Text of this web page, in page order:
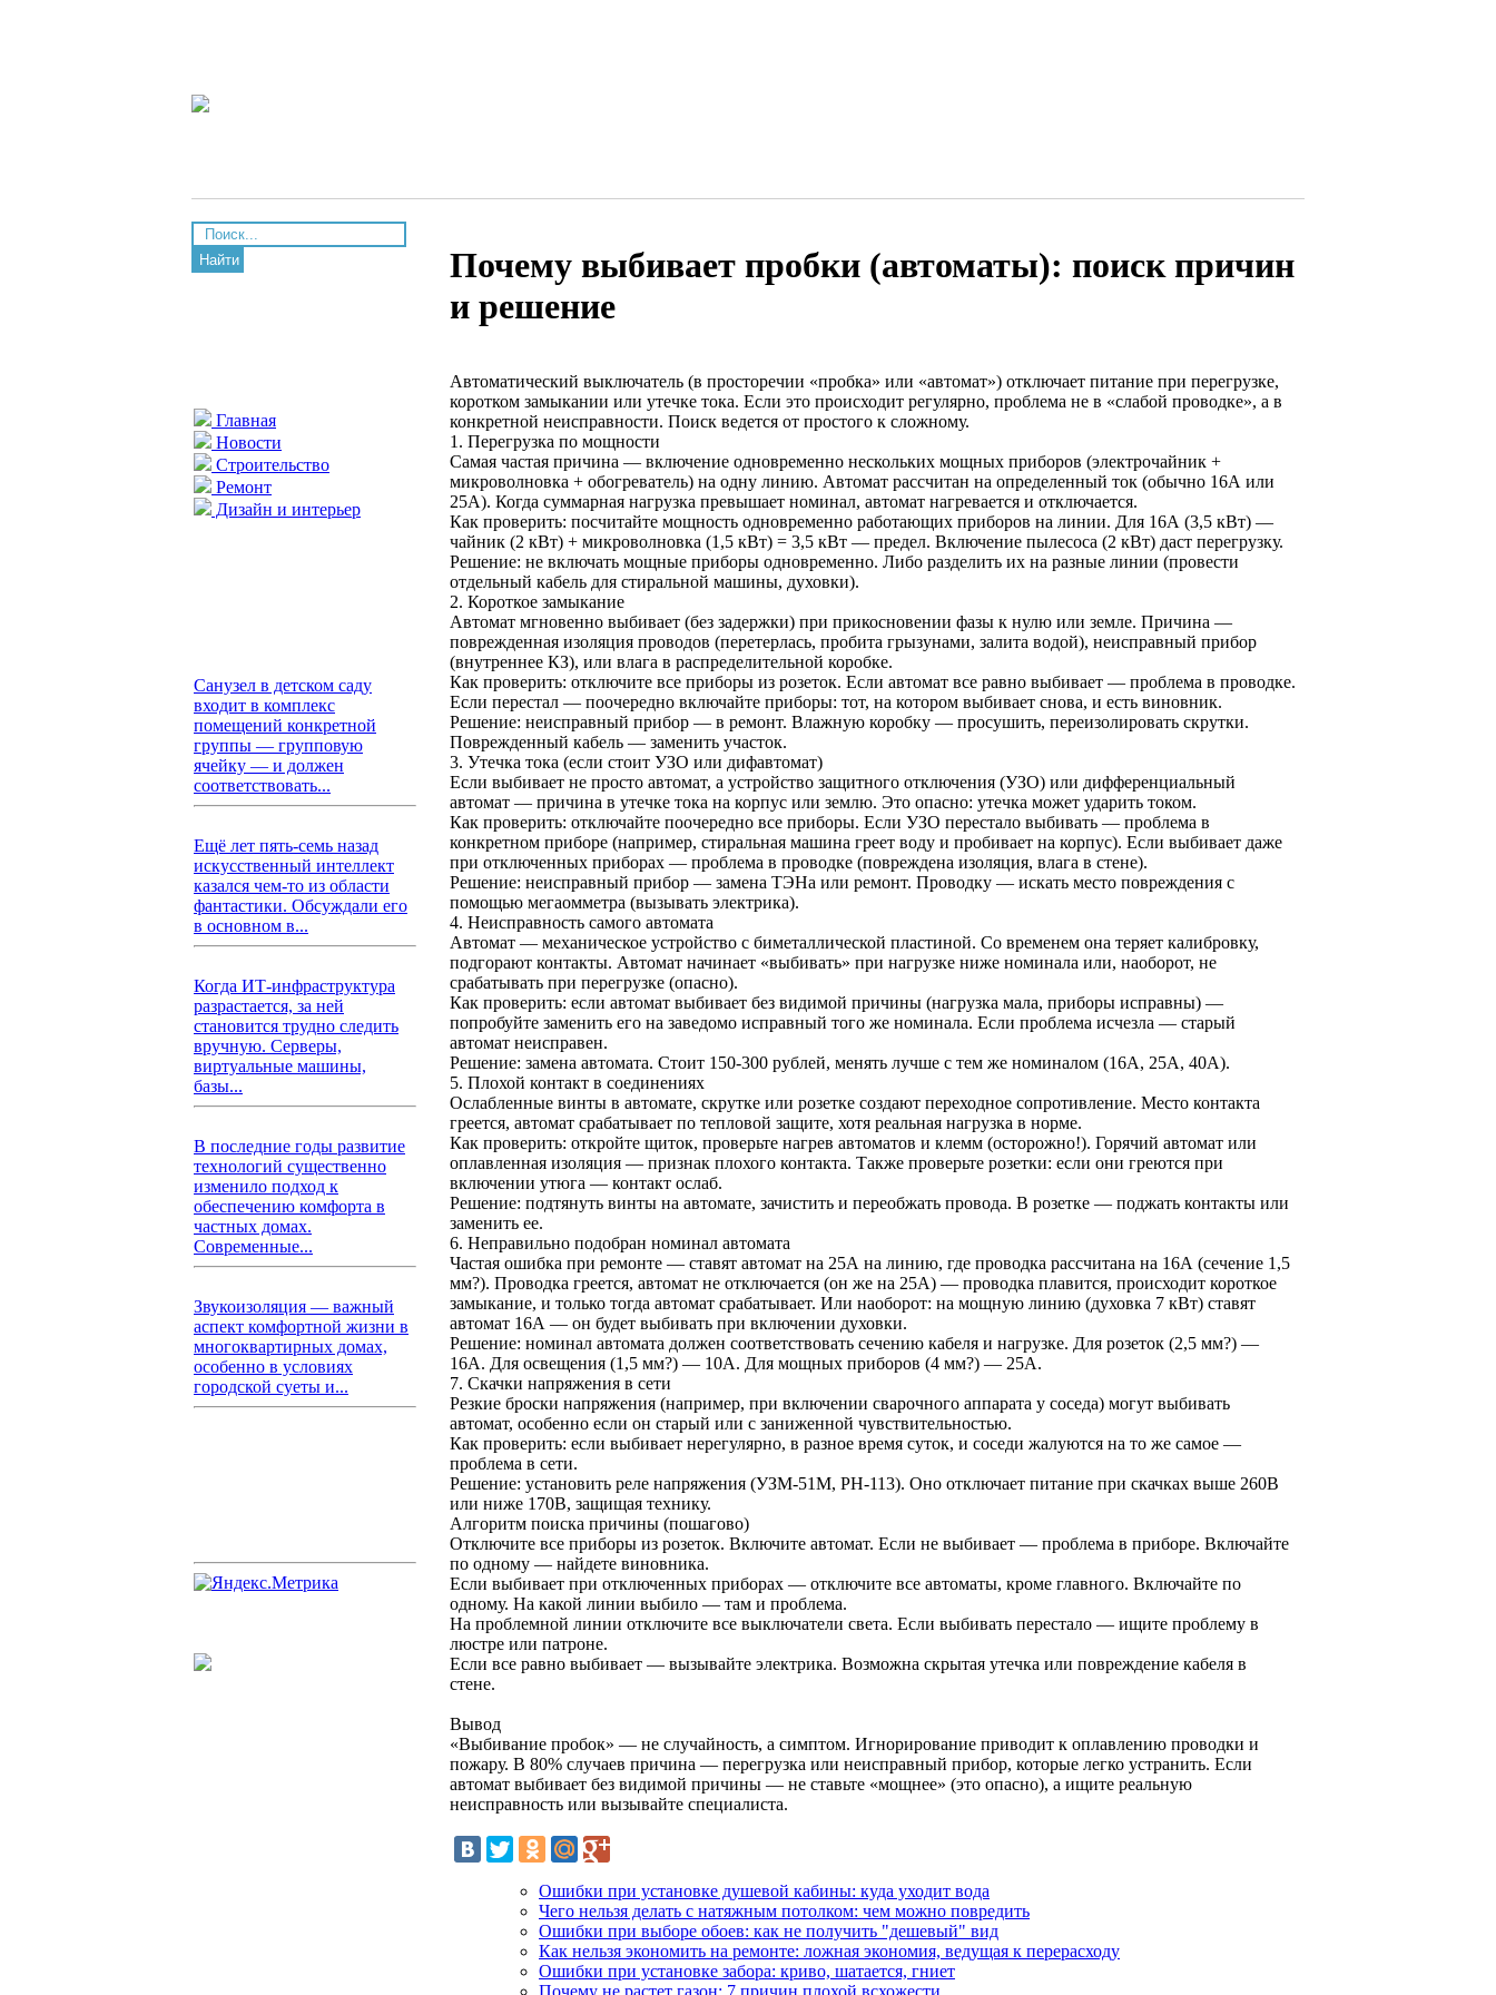
Найти
Главная
Новости
Строительство
Ремонт
Дизайн и интерьер
Санузел в детском саду
входит в комплекс
помещений конкретной
группы — групповую
ячейку — и должен
соответствовать...
Ещё лет пять-семь назад
искусственный интеллект
казался чем-то из области
фантастики. Обсуждали его
в основном в...
Когда ИТ-инфраструктура
разрастается, за ней
становится трудно следить
вручную. Серверы,
виртуальные машины,
базы...
В последние годы развитие
технологий существенно
изменило подход к
обеспечению комфорта в
частных домах.
Современные...
Звукоизоляция — важный
аспект комфортной жизни в
многоквартирных домах,
особенно в условиях
городской суеты и...
Почему выбивает пробки (автоматы): поиск причин
и решение
Автоматический выключатель (в просторечии «пробка» или «автомат») отключает питание при перегрузке,
коротком замыкании или утечке тока. Если это происходит регулярно, проблема не в «слабой проводке», а в
конкретной неисправности. Поиск ведется от простого к сложному.
1. Перегрузка по мощности
Самая частая причина — включение одновременно нескольких мощных приборов (электрочайник +
микроволновка + обогреватель) на одну линию. Автомат рассчитан на определенный ток (обычно 16А или
25А). Когда суммарная нагрузка превышает номинал, автомат нагревается и отключается.
Как проверить: посчитайте мощность одновременно работающих приборов на линии. Для 16А (3,5 кВт) —
чайник (2 кВт) + микроволновка (1,5 кВт) = 3,5 кВт — предел. Включение пылесоса (2 кВт) даст перегрузку.
Решение: не включать мощные приборы одновременно. Либо разделить их на разные линии (провести
отдельный кабель для стиральной машины, духовки).
2. Короткое замыкание
Автомат мгновенно выбивает (без задержки) при прикосновении фазы к нулю или земле. Причина —
поврежденная изоляция проводов (перетерлась, пробита грызунами, залита водой), неисправный прибор
(внутреннее КЗ), или влага в распределительной коробке.
Как проверить: отключите все приборы из розеток. Если автомат все равно выбивает — проблема в проводке.
Если перестал — поочередно включайте приборы: тот, на котором выбивает снова, и есть виновник.
Решение: неисправный прибор — в ремонт. Влажную коробку — просушить, переизолировать скрутки.
Поврежденный кабель — заменить участок.
3. Утечка тока (если стоит УЗО или дифавтомат)
Если выбивает не просто автомат, а устройство защитного отключения (УЗО) или дифференциальный
автомат — причина в утечке тока на корпус или землю. Это опасно: утечка может ударить током.
Как проверить: отключайте поочередно все приборы. Если УЗО перестало выбивать — проблема в
конкретном приборе (например, стиральная машина греет воду и пробивает на корпус). Если выбивает даже
при отключенных приборах — проблема в проводке (повреждена изоляция, влага в стене).
Решение: неисправный прибор — замена ТЭНа или ремонт. Проводку — искать место повреждения с
помощью мегаомметра (вызывать электрика).
4. Неисправность самого автомата
Автомат — механическое устройство с биметаллической пластиной. Со временем она теряет калибровку,
подгорают контакты. Автомат начинает «выбивать» при нагрузке ниже номинала или, наоборот, не
срабатывать при перегрузке (опасно).
Как проверить: если автомат выбивает без видимой причины (нагрузка мала, приборы исправны) —
попробуйте заменить его на заведомо исправный того же номинала. Если проблема исчезла — старый
автомат неисправен.
Решение: замена автомата. Стоит 150-300 рублей, менять лучше с тем же номиналом (16А, 25А, 40А).
5. Плохой контакт в соединениях
Ослабленные винты в автомате, скрутке или розетке создают переходное сопротивление. Место контакта
греется, автомат срабатывает по тепловой защите, хотя реальная нагрузка в норме.
Как проверить: откройте щиток, проверьте нагрев автоматов и клемм (осторожно!). Горячий автомат или
оплавленная изоляция — признак плохого контакта. Также проверьте розетки: если они греются при
включении утюга — контакт ослаб.
Решение: подтянуть винты на автомате, зачистить и переобжать провода. В розетке — поджать контакты или
заменить ее.
6. Неправильно подобран номинал автомата
Частая ошибка при ремонте — ставят автомат на 25А на линию, где проводка рассчитана на 16А (сечение 1,5
мм?). Проводка греется, автомат не отключается (он же на 25А) — проводка плавится, происходит короткое
замыкание, и только тогда автомат срабатывает. Или наоборот: на мощную линию (духовка 7 кВт) ставят
автомат 16А — он будет выбивать при включении духовки.
Решение: номинал автомата должен соответствовать сечению кабеля и нагрузке. Для розеток (2,5 мм?) —
16А. Для освещения (1,5 мм?) — 10А. Для мощных приборов (4 мм?) — 25А.
7. Скачки напряжения в сети
Резкие броски напряжения (например, при включении сварочного аппарата у соседа) могут выбивать
автомат, особенно если он старый или с заниженной чувствительностью.
Как проверить: если выбивает нерегулярно, в разное время суток, и соседи жалуются на то же самое —
проблема в сети.
Решение: установить реле напряжения (УЗМ-51М, РН-113). Оно отключает питание при скачках выше 260В
или ниже 170В, защищая технику.
Алгоритм поиска причины (пошагово)
Отключите все приборы из розеток. Включите автомат. Если не выбивает — проблема в приборе. Включайте
по одному — найдете виновника.
Если выбивает при отключенных приборах — отключите все автоматы, кроме главного. Включайте по
одному. На какой линии выбило — там и проблема.
На проблемной линии отключите все выключатели света. Если выбивать перестало — ищите проблему в
люстре или патроне.
Если все равно выбивает — вызывайте электрика. Возможна скрытая утечка или повреждение кабеля в
стене.
Вывод
«Выбивание пробок» — не случайность, а симптом. Игнорирование приводит к оплавлению проводки и
пожару. В 80% случаев причина — перегрузка или неисправный прибор, которые легко устранить. Если
автомат выбивает без видимой причины — не ставьте «мощнее» (это опасно), а ищите реальную
неисправность или вызывайте специалиста.
Ошибки при установке душевой кабины: куда уходит вода
Чего нельзя делать с натяжным потолком: чем можно повредить
Ошибки при выборе обоев: как не получить "дешевый" вид
Как нельзя экономить на ремонте: ложная экономия, ведущая к перерасходу
Ошибки при установке забора: криво, шатается, гниет
Почему не растет газон: 7 причин плохой всхожести